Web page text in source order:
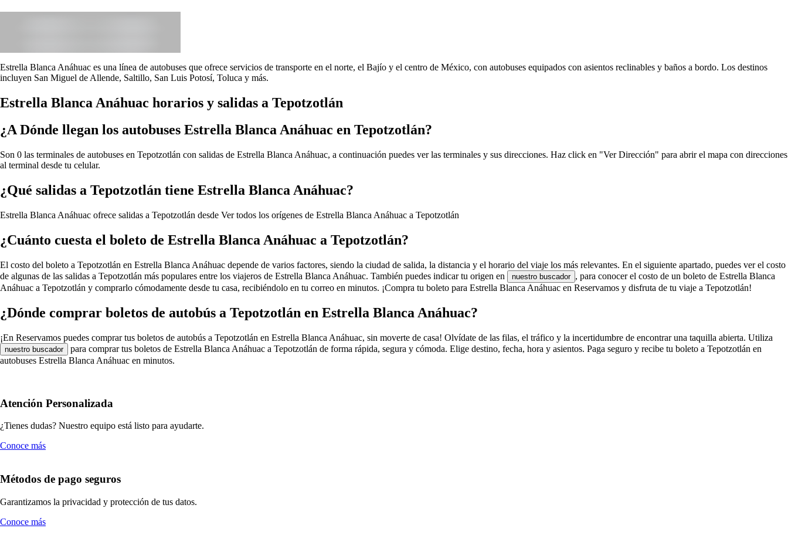
Estrella Blanca Anáhuac es una línea de autobuses que ofrece servicios de transporte en el norte, el Bajío y el centro de México, con autobuses equipados con asientos reclinables y baños a bordo. Los destinos
incluyen San Miguel de Allende, Saltillo, San Luis Potosí, Toluca y más.
Estrella Blanca Anáhuac horarios y salidas a Tepotzotlán
¿A Dónde llegan los autobuses Estrella Blanca Anáhuac en Tepotzotlán?
Son 0 las terminales de autobuses en Tepotzotlán con salidas de Estrella Blanca Anáhuac, a continuación puedes ver las terminales y sus direcciones. Haz click en "Ver Dirección" para abrir el mapa con direcciones
al terminal desde tu celular.
¿Qué salidas a Tepotzotlán tiene Estrella Blanca Anáhuac?
Estrella Blanca Anáhuac ofrece salidas a Tepotzotlán desde Ver todos los orígenes de Estrella Blanca Anáhuac a Tepotzotlán
¿Cuánto cuesta el boleto de Estrella Blanca Anáhuac a Tepotzotlán?
El costo del boleto a Tepotzotlán en Estrella Blanca Anáhuac depende de varios factores, siendo la ciudad de salida, la distancia y el horario del viaje los más relevantes. En el siguiente apartado, puedes ver el costo
de algunas de las salidas a Tepotzotlán más populares entre los viajeros de Estrella Blanca Anáhuac. También puedes indicar tu origen en
nuestro buscador , para conocer el costo de un boleto de Estrella Blanca
Anáhuac a Tepotzotlán y comprarlo cómodamente desde tu casa, recibiéndolo en tu correo en minutos. ¡Compra tu boleto para Estrella Blanca Anáhuac en Reservamos y disfruta de tu viaje a Tepotzotlán!
¿Dónde comprar boletos de autobús a Tepotzotlán en Estrella Blanca Anáhuac?
¡En Reservamos puedes comprar tus boletos de autobús a Tepotzotlán en Estrella Blanca Anáhuac, sin moverte de casa! Olvídate de las filas, el tráfico y la incertidumbre de encontrar una taquilla abierta. Utiliza
nuestro buscador
para comprar tus boletos de Estrella Blanca Anáhuac a Tepotzotlán de forma rápida, segura y cómoda. Elige destino, fecha, hora y asientos. Paga seguro y recibe tu boleto a Tepotzotlán en
autobuses Estrella Blanca Anáhuac en minutos.
Atención Personalizada
¿Tienes dudas? Nuestro equipo está listo para ayudarte.
Conoce más
Métodos de pago seguros
Garantizamos la privacidad y protección de tus datos.
Conoce más